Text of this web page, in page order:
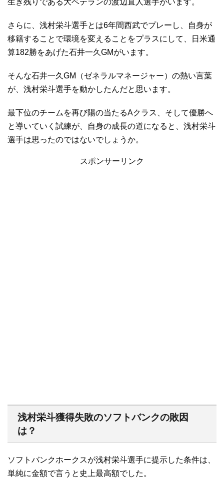
さらに、浅村栄斗選手とは6年間西武でプレーし、自身が
移籍することで環境を変えることをプラスにして、日米通
算182勝をあげた石井一久GMがいます。
そんな石井一久GM（ゼネラルマネージャー）の熱い言葉
が、浅村栄斗選手を動かしたんだと思います。
最下位のチームを再び陽の当たるAクラス、そして優勝へ
と導いていく試練が、自身の成長の道になると、浅村栄斗
選手は思ったのではないでしょうか。
スポンサーリンク
浅村栄斗獲得失敗のソフトバンクの敗因
は？
ソフトバンクホークスが浅村栄斗選手に提示した条件は、
単純に金額で言うと史上最高額でした。